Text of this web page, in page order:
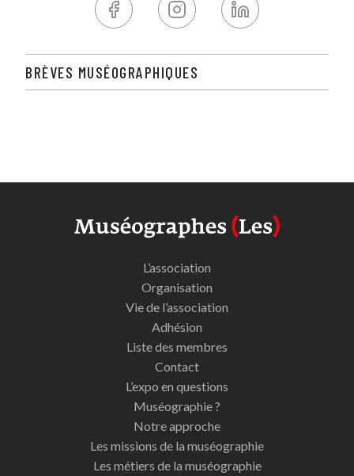
BRÈVES MUSÉOGRAPHIQUES
L’association
Organisation
Vie de l’association
Adhésion
Liste des membres
Contact
L’expo en questions
Muséographie ?
Notre approche
Les missions de la muséographie
Les métiers de la muséographie